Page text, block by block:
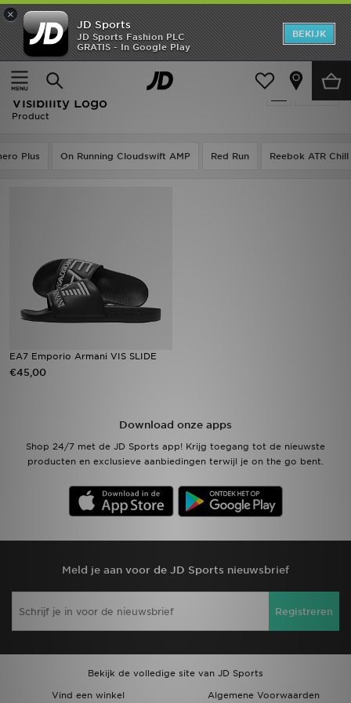
×
JD Sports
JD Sports Fashion PLC
GRATIS - In Google Play
BEKIJK
Thuis
Mannen
Mannen - Emporio Armani EA7
Visibility Logo
Product
Plus On Running Cloudswift AMP Red Run Reebok ATR Chill
EA7 Emporio Armani VIS SLIDE
€45,00
Download onze apps
Shop 24/7 met de JD Sports app! Krijg toegang tot de nieuwste
producten en exclusieve aanbiedingen terwijl je on the go bent.
Meld je aan voor de JD Sports nieuwsbrief
Registreren
Bekijk de volledige site van JD Sports
Vind een winkel
Algemene Voorwaarden
New In
Heren
Dames
Sport
OFFERS
Download de app
Bestelling Traceren
Mijn JD
Klantenservice